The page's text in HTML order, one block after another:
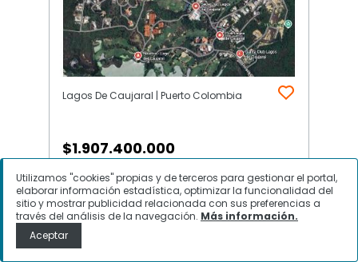
Lagos De Caujaral | Puerto Colombia
$1.907.400.000
Lote en Venta, Lagos De Caujaral,
Puerto Colombia
Utilizamos "cookies" propias y de terceros para gestionar el portal,
elaborar información estadística, optimizar la funcionalidad del
sitio y mostrar publicidad relacionada con sus preferencias a
través del análisis de la navegación. Más información.
Aceptar